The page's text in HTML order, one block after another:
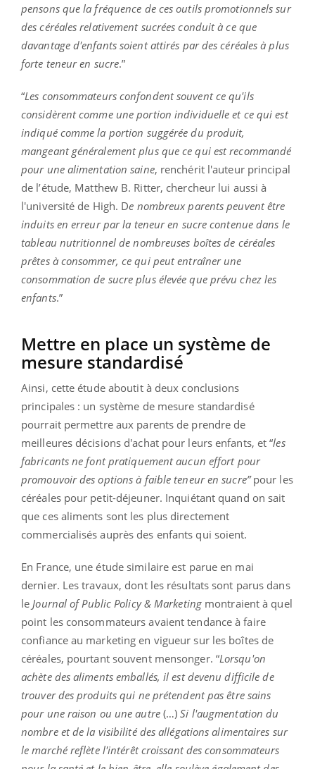
pensons que la fréquence de ces outils promotionnels sur
des céréales relativement sucrées conduit à ce que
davantage d'enfants soient attirés par des céréales à plus
forte teneur en sucre.”
“Les consommateurs confondent souvent ce qu'ils
considèrent comme une portion individuelle et ce qui est
indiqué comme la portion suggérée du produit,
mangeant généralement plus que ce qui est recommandé
pour une alimentation saine, renchérit l'auteur principal
de l’étude, Matthew B. Ritter, chercheur lui aussi à
l'université de High. De nombreux parents peuvent être
induits en erreur par la teneur en sucre contenue dans le
tableau nutritionnel de nombreuses boîtes de céréales
prêtes à consommer, ce qui peut entraîner une
consommation de sucre plus élevée que prévu chez les
enfants.”
Mettre en place un système de
mesure standardisé
Ainsi, cette étude aboutit à deux conclusions
principales : un système de mesure standardisé
pourrait permettre aux parents de prendre de
meilleures décisions d'achat pour leurs enfants, et “les
fabricants ne font pratiquement aucun effort pour
promouvoir des options à faible teneur en sucre”pour les
céréales pour petit-déjeuner. Inquiétant quand on sait
que ces aliments sont les plus directement
commercialisés auprès des enfants qui soient.
En France, une étude similaire est parue en mai
dernier. Les travaux, dont les résultats sont parus dans
le Journal of Public Policy & Marketingmontraient à quel
point les consommateurs avaient tendance à faire
confiance au marketing en vigueur sur les boîtes de
céréales, pourtant souvent mensonger. “Lorsqu'on
achète des aliments emballés, il est devenu difficile de
trouver des produits qui ne prétendent pas être sains
pour une raison ou une autre(…)Si l'augmentation du
nombre et de la visibilité des allégations alimentaires sur
le marché reflète l'intérêt croissant des consommateurs